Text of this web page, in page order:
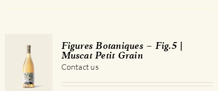
options
choisies
Figures Botaniques – Fig.5 |
Muscat Petit Grain
Contact us